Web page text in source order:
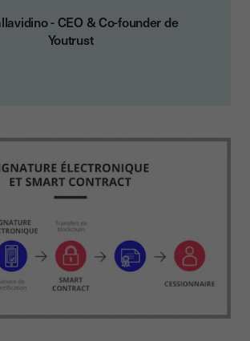
- CEO & Co-founder de
Youtrust